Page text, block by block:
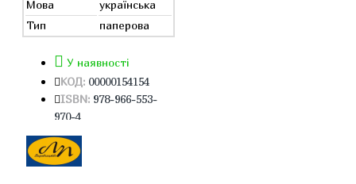
Мова
українська
Тип
паперова
У наявності
КОД: 00000154154
ISBN: 978-966-553-
970-4